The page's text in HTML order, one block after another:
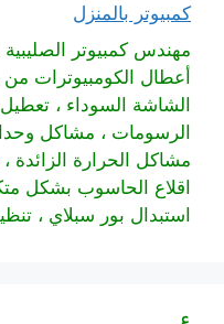
كمبيوتر بالمنزل
مهندس كمبيوتر
أعطال الكومبيوترات
الشاشة السوداء ،
الرسومات ، مشاكل
مشاكل الحرارة الزائدة
اقلاع الحاسوب بشكل
استبدال بور سبلاي ،